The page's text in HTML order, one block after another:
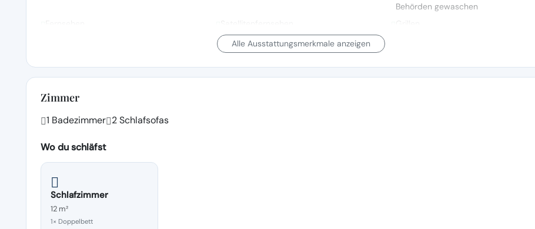
Behörden gewaschen
Alle Ausstattungsmerkmale anzeigen
Zimmer
1 Badezimmer 2 Schlafsofas
Wo du schläfst
Schlafzimmer
12 m²
1× Doppelbett